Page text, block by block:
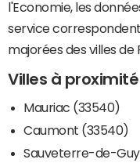
l'Economie, les
service
majorées des villes de
Villes à
Mauriac (33540)
Caumont (33540)
Sauveterre-de-